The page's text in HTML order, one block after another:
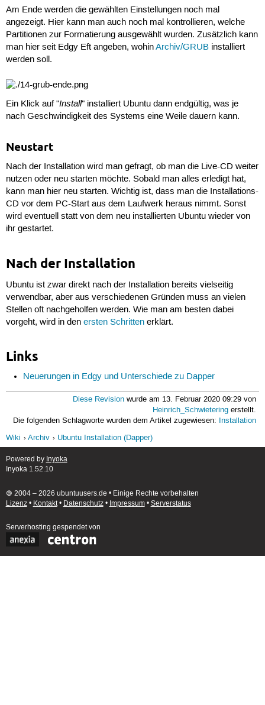
Am Ende werden die gewählten Einstellungen noch mal
angezeigt. Hier kann man auch noch mal kontrollieren, welche
Partitionen zur Formatierung ausgewählt wurden. Zusätzlich kann
man hier seit Edgy Eft angeben, wohinArchiv/GRUBinstalliert
werden soll.
Ein Klick auf "Install" installiert Ubuntu dann endgültig, was je
nach Geschwindigkeit des Systems eine Weile dauern kann.
Neustart
Nach der Installation wird man gefragt, ob man die Live-CD weiter
nutzen oder neu starten möchte. Sobald man alles erledigt hat,
kann man hier neu starten. Wichtig ist, dass man die Installations-
CD vor dem PC-Start aus dem Laufwerk heraus nimmt. Sonst
wird eventuell statt von dem neu installierten Ubuntu wieder von
ihr gestartet.
Nach der Installation
Ubuntu ist zwar direkt nach der Installation bereits vielseitig
verwendbar, aber aus verschiedenen Gründen muss an vielen
Stellen oft nachgeholfen werden. Wie man am besten dabei
vorgeht, wird in den ersten Schrittenerklärt.
Links
Neuerungen in Edgy und Unterschiede zu Dapper
Diese Revision wurde am 13. Februar 2020 09:29 von
Heinrich_Schwietering erstellt.
Die folgenden Schlagworte wurden dem Artikel zugewiesen: Installation
Wiki
Archiv Ubuntu Installation (Dapper)
Powered by Inyoka
Inyoka 1.52.10
🄯 2004 – 2026 ubuntuusers.de • Einige Rechte vorbehalten
Lizenz• Kontakt• Datenschutz• Impressum• Serverstatus
Serverhosting gespendet von